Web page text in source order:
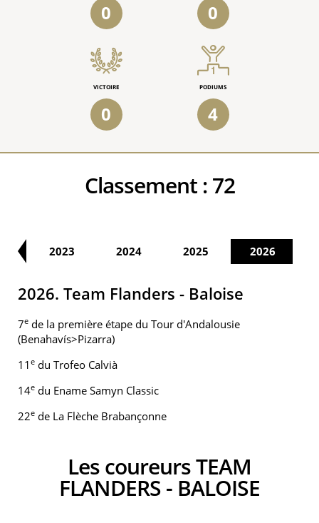
0 0
VICTOIRE
0
PODIUMS
4
Classement :72
2023 2024 2025 2026
2026. Team Flanders - Baloise
7e de la première étape du Tour d'Andalousie
(Benahavís>Pizarra)
11 e du Trofeo Calvià
14e du Ename Samyn Classic
22e de La Flèche Brabançonne
Les coureurs TEAM
FLANDERS - BALOISE